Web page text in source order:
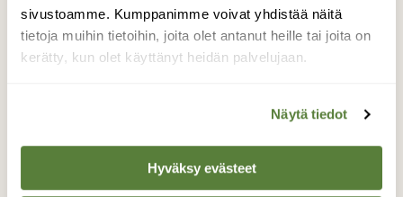
sivustoamme. Kumppanimme voivat yhdistää näitä
tietoja muihin tietoihin, joita olet antanut heille tai joita on
kerätty, kun olet käyttänyt heidän palvelujaan.
Näytä tiedot
Hyväksy evästeet
Utelias saukonpentu
Simojoella
vastaan tuli kaksi saukonpentua. Sisarukset
leikkivät keskenään minusta välittämättä ja
tulivat lopulta katsomaan kuvaajaa
muutaman metrin päähän. Ainutlaatuinen